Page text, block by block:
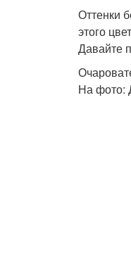
Оттенки
этого
Давайте
На фото: